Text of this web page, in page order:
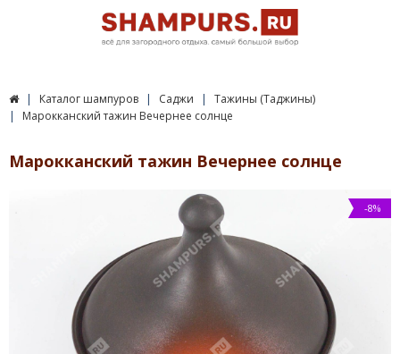
Каталог шампуров Саджи
Тажины (Таджины)
Марокканский тажин Вечернее солнце
Марокканский тажин Вечернее солнце
-8%